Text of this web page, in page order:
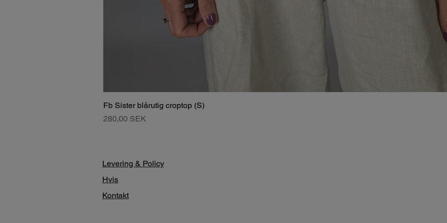
Fb Sister blårutig croptop (S)
Pris
280,00 SEK
Levering & Policy
Hvis
Kontakt